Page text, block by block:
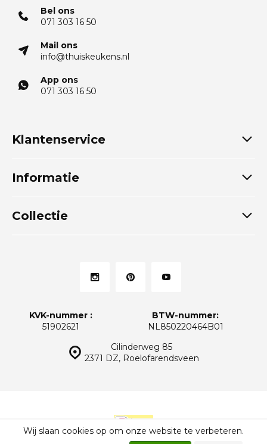
Bel ons
071 303 16 50
Mail ons
info@thuiskeukens.nl
App ons
071 303 16 50
Klantenservice
Informatie
Collectie
Cilinderweg 85
2371 DZ, Roelofarendsveen
KVK-nummer :
51902621
BTW-nummer:
NL850220464B01
© Thuiskeukens.nl Sitemap
Wij slaan cookies op om onze website te verbeteren.